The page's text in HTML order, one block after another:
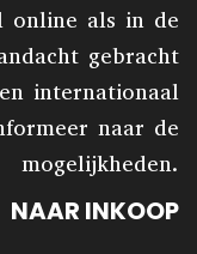
online als in de
gebracht
internationaal
naar de
mogelijkheden.
NAAR INKOOP